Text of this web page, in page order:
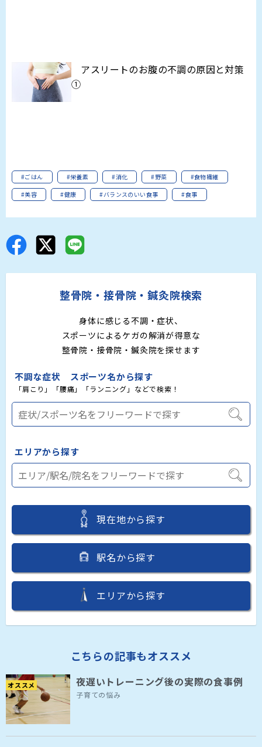
アスリートのお腹の不調の原因と対策
①
#ごはん #栄養素 #消化 #野菜
#食物繊維
#美容
#健康 #バランスのいい食事 #食事
整骨院・接骨院・鍼灸院検索
身体に感じる不調・症状、
スポーツによるケガの解消が得意な
整骨院・接骨院・鍼灸院を探せます
不調な症状 スポーツ名から探す
「肩こり」「腰痛」「ランニング」などで検索！
エリアから探す
現在地から探す
駅名から探す
エリアから探す
こちらの記事もオススメ
オススメ 夜遅いトレーニング後の実際の食事例
子育ての悩み